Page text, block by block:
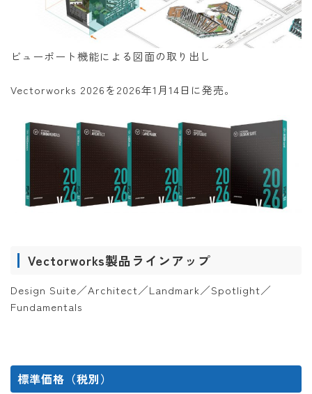
ビューポート機能による図面の取り出し
Vectorworks 2026を2026年1月14日に発売。
Vectorworks製品ラインアップ
Design Suite／Architect／Landmark／Spotlight／
Fundamentals
標準価格（税別）